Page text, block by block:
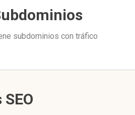
subdominios con tráfico